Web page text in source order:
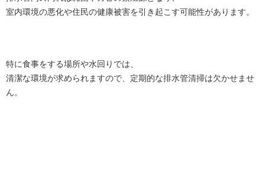
室内環境の悪化や住民の健康被害を引き起こす可能性があります。
特に食事をする場所や水回りでは、
清潔な環境が求められますので、定期的な排水管清掃は欠かせませ
ん。